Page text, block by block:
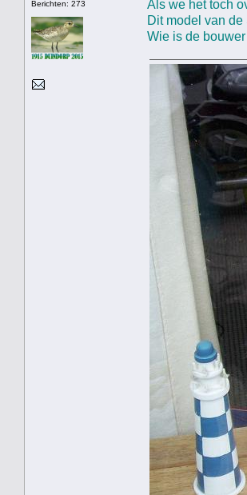
Berichten: 273
Als we het toch
Dit model van
Wie is de